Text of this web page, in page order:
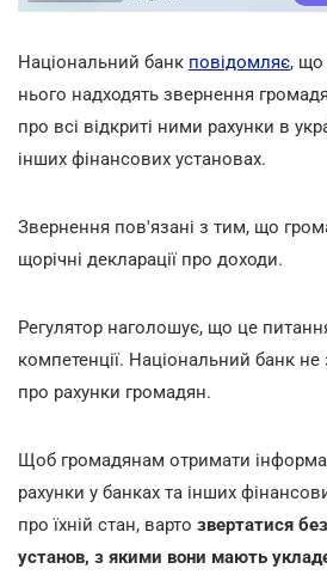
Національний банк повідомляє, що
нього надходять звернення
про всі відкриті ними рахунки в
інших фінансових установах.
Звернення пов'язані з тим, що
щорічні декларації про доходи.
Регулятор наголошує, що це
компетенції. Національний банк
про рахунки громадян.
Щоб громадянам отримати
рахунки у банках та інших
про їхній стан, варто звертатися
установ, з якими вони мають